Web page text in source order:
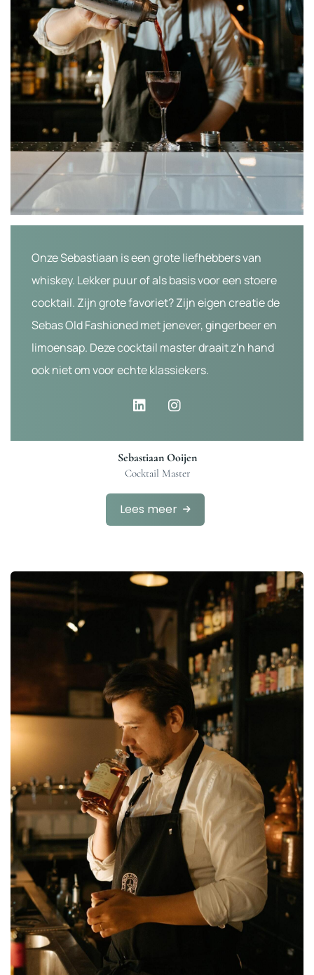
Onze Sebastiaan is een grote liefhebbers van
whiskey. Lekker puur of als basis voor een stoere
cocktail. Zijn grote favoriet? Zijn eigen creatie de
Sebas Old Fashioned met jenever, gingerbeer en
limoensap. Deze cocktail master draait z'n hand
ook niet om voor echte klassiekers.
Sebastiaan Ooijen
Cocktail Master
Lees meer